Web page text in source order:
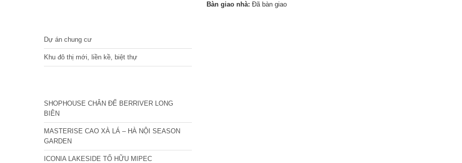
Bàn giao nhà: Đã bàn giao
Dự án chung cư
Khu đô thị mới, liền kề, biệt thự
SHOPHOUSE CHÂN ĐẾ BERRIVER LONG
BIÊN
MASTERISE CAO XÀ LÁ – HÀ NỘI SEASON
GARDEN
ICONIA LAKESIDE TỐ HỮU MIPEC